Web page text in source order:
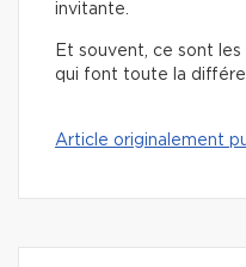
invitante.
Et souvent, ce sont
qui font toute la
Article originalement